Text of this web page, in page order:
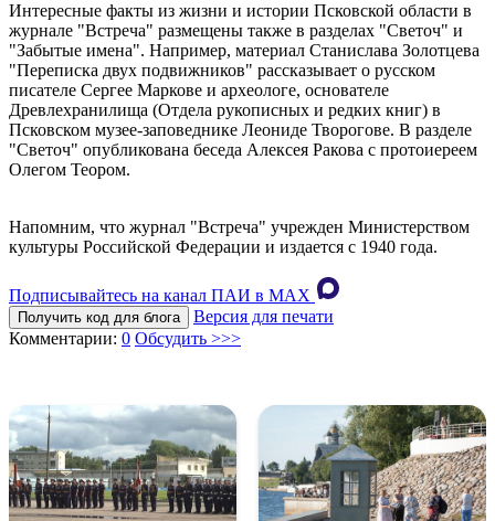
Интересные факты из жизни и истории Псковской области в
журнале "Встреча" размещены также в разделах "Светоч" и
"Забытые имена". Например, материал Станислава Золотцева
"Переписка двух подвижников" рассказывает о русском
писателе Сергее Маркове и археологе, основателе
Древлехранилища (Отдела рукописных и редких книг) в
Псковском музее-заповеднике Леониде Творогове. В разделе
"Светоч" опубликована беседа Алексея Ракова с протоиереем
Олегом Теором.
Напомним, что журнал "Встреча" учрежден Министерством
культуры Российской Федерации и издается с 1940 года.
Подписывайтесь на канал ПАИ в MAХ
Получить код для блога
Версия для печати
Комментарии: 0 Обсудить >>>